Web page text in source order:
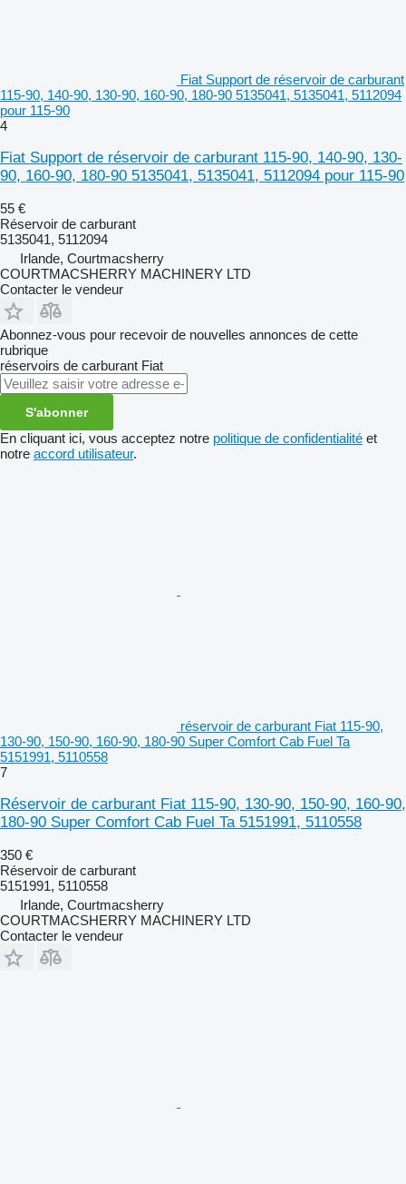
Fiat Support de réservoir de carburant
115-90, 140-90, 130-90, 160-90, 180-90 5135041, 5135041, 5112094
pour 115-90
4
Fiat Support de réservoir de carburant 115-90, 140-90, 130-
90, 160-90, 180-90 5135041, 5135041, 5112094 pour 115-90
55 €
Réservoir de carburant
5135041, 5112094
Irlande, Courtmacsherry
COURTMACSHERRY MACHINERY LTD
Contacter le vendeur
Abonnez-vous pour recevoir de nouvelles annonces de cette
rubrique
réservoirs de carburant Fiat
S'abonner
En cliquant ici, vous acceptez notre politique de confidentialité et
notre accord utilisateur.
réservoir de carburant Fiat 115-90,
130-90, 150-90, 160-90, 180-90 Super Comfort Cab Fuel Ta
5151991, 5110558
7
Réservoir de carburant Fiat 115-90, 130-90, 150-90, 160-90,
180-90 Super Comfort Cab Fuel Ta 5151991, 5110558
350 €
Réservoir de carburant
5151991, 5110558
Irlande, Courtmacsherry
COURTMACSHERRY MACHINERY LTD
Contacter le vendeur